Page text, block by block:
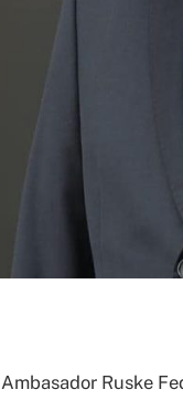
Ambasador Ruske